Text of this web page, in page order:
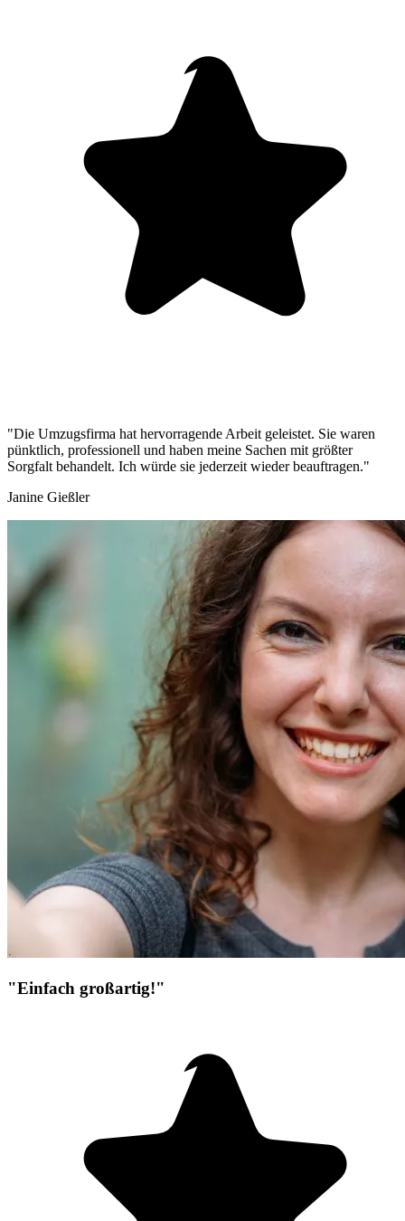
"Die Umzugsfirma hat hervorragende Arbeit geleistet. Sie waren
pünktlich, professionell und haben meine Sachen mit größter
Sorgfalt behandelt. Ich würde sie jederzeit wieder beauftragen."
Janine Gießler
"Einfach großartig!"